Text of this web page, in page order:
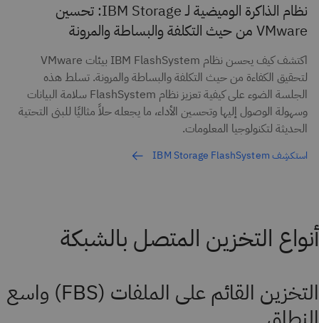
نظام الذاكرة الوميضية لـ IBM Storage: تحسين
VMware من حيث التكلفة والبساطة والمرونة
اكتشف كيف يحسن نظام IBM FlashSystem بيئات VMware
لتحقيق الكفاءة من حيث التكلفة والبساطة والمرونة. تسلط هذه
الجلسة الضوء على كيفية تعزيز نظام FlashSystem سلامة البيانات
وسهولة الوصول إليها وتحسين الأداء، ما يجعله حلاً مثاليًا للبنى التحتية
الحديثة لتكنولوجيا المعلومات.
استكشِف IBM Storage FlashSystem
أنواع التخزين المتصل بالشبكة
التخزين القائم على الملفات (FBS) واسع